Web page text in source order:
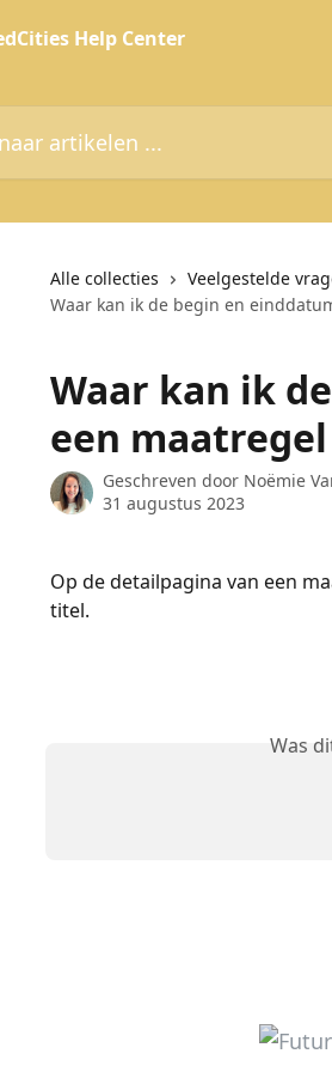
...
Alle collecties Veelgestelde
Waar kan ik de begin en
Waar kan ik
een
Geschreven door Noëmie
31 augustus 2023
Op de detailpagina van een
titel.
Was